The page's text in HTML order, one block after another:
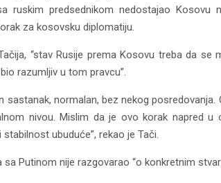
ruskim predsednikom nedostajao Kosovu
za kosovsku diplomatiju.
“stav Rusije prema Kosovu treba da se
razumljiv u tom pravcu”.
sastanak, normalan, bez nekog
nivou. Mislim da je ovo korak napred
stabilnost ubuduće”, rekao je Tači.
sa Putinom nije razgovarao “o konkretnim